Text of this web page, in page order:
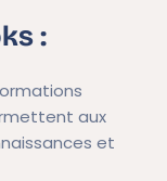
:
aux
et